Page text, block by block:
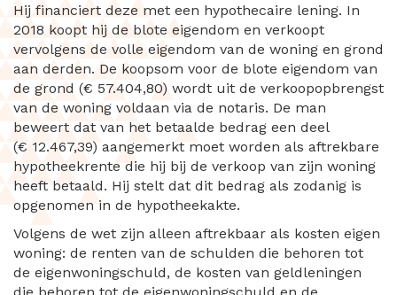
Hij financiert deze met een hypothecaire lening. In
2018 koopt hij de blote eigendom en verkoopt
vervolgens de volle eigendom van de woning en grond
aan derden. De koopsom voor de blote eigendom van
de grond (€ 57.404,80) wordt uit de verkoopopbrengst
van de woning voldaan via de notaris. De man
beweert dat van het betaalde bedrag een deel
(€ 12.467,39) aangemerkt moet worden als aftrekbare
hypotheekrente die hij bij de verkoop van zijn woning
heeft betaald. Hij stelt dat dit bedrag als zodanig is
opgenomen in de hypotheekakte.
Volgens de wet zijn alleen aftrekbaar als kosten eigen
woning: de renten van de schulden die behoren tot
de eigenwoningschuld, de kosten van geldleningen